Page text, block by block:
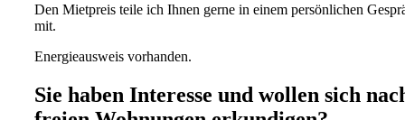
Den Mietpreis teile ich Ihnen gerne in einem persönlichen
mit.
Energieausweis vorhanden.
Sie haben Interesse und wollen sich